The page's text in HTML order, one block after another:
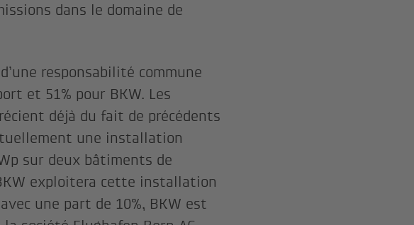
dans le domaine de
responsabilité commune
et 51% pour BKW. Les
déjà du fait de précédents
une installation
sur deux bâtiments de
exploitera cette installation
une part de 10%, BKW est